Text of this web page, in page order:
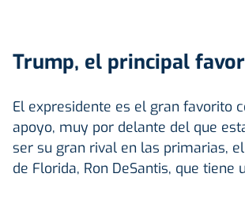
Trump, el principal
El expresidente es el gran favorito
apoyo, muy por delante del que
ser su gran rival en las primarias,
de Florida, Ron DeSantis, que tiene